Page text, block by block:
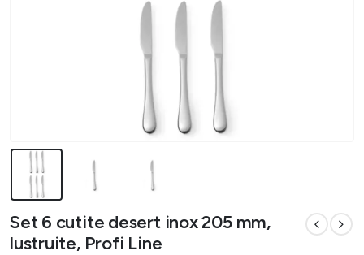
Set 6 cutite desert inox 205 mm,
lustruite, Profi Line